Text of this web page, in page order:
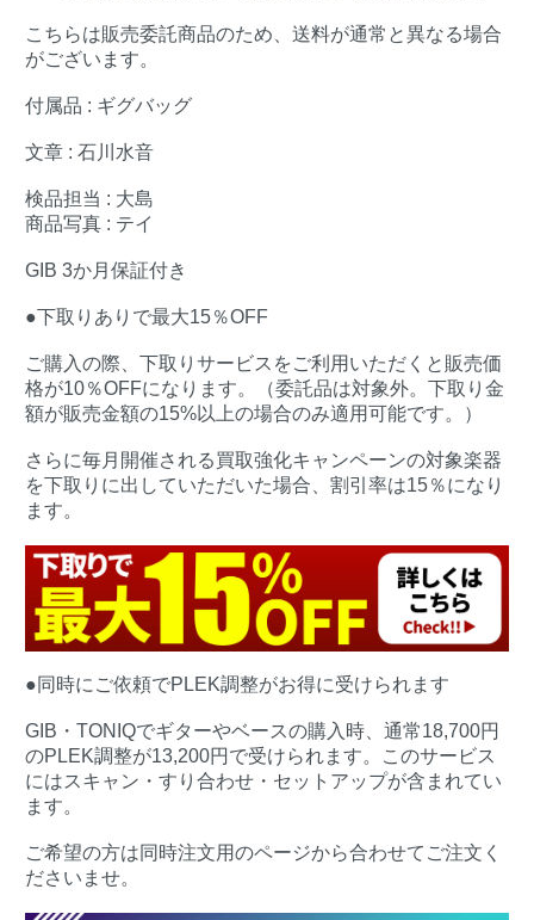
こちらは販売委託商品のため、送料が通常と異なる場合
がございます。
付属品 : ギグバッグ
文章 : 石川水音
検品担当 : 大島
商品写真 : テイ
GIB 3か月保証付き
●下取りありで最大15％OFF
ご購入の際、下取りサービスをご利用いただくと販売価
格が10％OFFになります。（委託品は対象外。下取り金
額が販売金額の15%以上の場合のみ適用可能です。）
さらに毎月開催される買取強化キャンペーンの対象楽器
を下取りに出していただいた場合、割引率は15％になり
ます。
●同時にご依頼でPLEK調整がお得に受けられます
GIB・TONIQでギターやベースの購入時、通常18,700円
のPLEK調整が13,200円で受けられます。このサービス
にはスキャン・すり合わせ・セットアップが含まれてい
ます。
ご希望の方は同時注文用のページから合わせてご注文く
ださいませ。